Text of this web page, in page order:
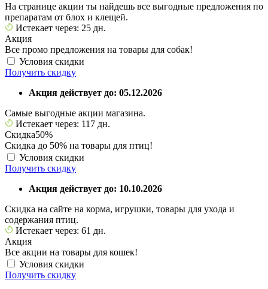
На странице акции ты найдешь все выгодные предложения по
препаратам от блох и клещей.
Истекает через: 25 дн.
Акция
Все промо предложения на товары для собак!
Условия скидки
Получить скидку
Акция действует до: 05.12.2026
Самые выгодные акции магазина.
Истекает через: 117 дн.
Скидка50%
Скидка до 50% на товары для птиц!
Условия скидки
Получить скидку
Акция действует до: 10.10.2026
Скидка на сайте на корма, игрушки, товары для ухода и
содержания птиц.
Истекает через: 61 дн.
Акция
Все акции на товары для кошек!
Условия скидки
Получить скидку